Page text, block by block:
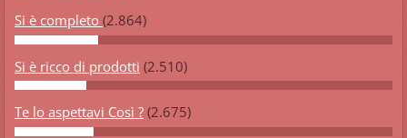
Si è completo (2.864)
Si è ricco di prodotti (2.510)
Te lo aspettavi Così ? (2.675)